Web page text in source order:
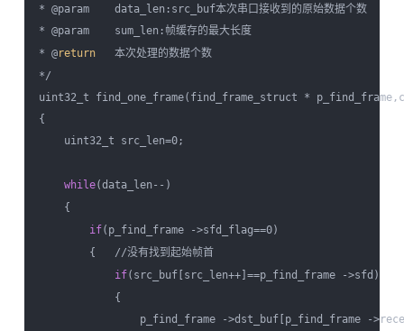
* @param    data_len:src_buf本次串口接收到的原始数据个数
* @param    sum_len:帧缓存的最大长度
* @return 本次处理的数据个数
*/
uint32_t find_one_frame(find_frame_struct *
{
uint32_t src_len=0;
while(data_len--)
{
if(p_find_frame -
{   //没有找到起始帧首
if(src_buf[src_len++]==p_find_frame ->sfd)
{
p_find_frame ->dst_buf[p_find_frame -